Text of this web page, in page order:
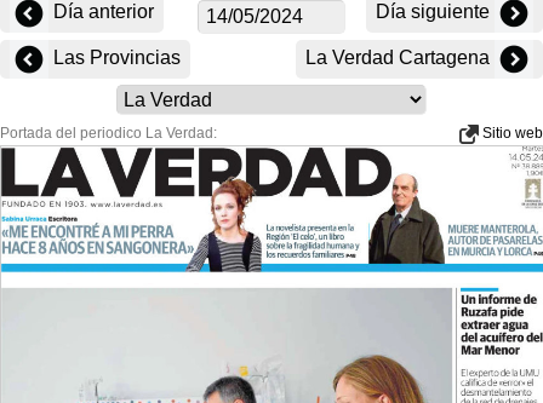
Día anterior Día siguiente
Las Provincias La Verdad Cartagena
Portada del periodico La Verdad: Sitio web